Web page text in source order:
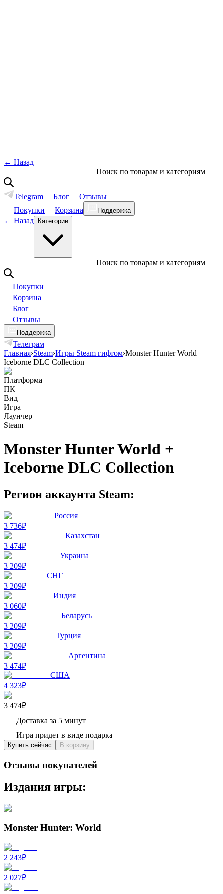
← Назад
Поиск по товарам и категориям
Telegram Блог
Отзывы
Покупки
Корзина Поддержка
← Назад Категории
Поиск по товарам и категориям
Покупки
Корзина
Блог
Отзывы
Поддержка
Телеграм
Главная›Steam›Игры Steam гифтом›Monster Hunter World +
Iceborne DLC Collection
Платформа
ПК
Вид
Игра
Лаунчер
Steam
Monster Hunter World +
Iceborne DLC Collection
Регион аккаунта Steam:
Россия
3 736₽
Казахстан
3 474₽
Украина
3 209₽
СНГ
3 209₽
Индия
3 060₽
Беларусь
3 209₽
Турция
3 209₽
Аргентина
3 474₽
США
4 323₽
3 474₽
Доставка за 5 минут
Игра придет в виде подарка
Купить сейчас В корзину
Отзывы покупателей
Издания игры:
Monster Hunter: World
2 243₽
2 027₽